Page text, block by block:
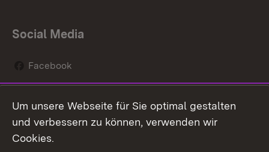
Social Media
Facebook
Social Wall
Youtube
Um unsere Webseite für Sie optimal gestalten
und verbessern zu können, verwenden wir
Cookies.